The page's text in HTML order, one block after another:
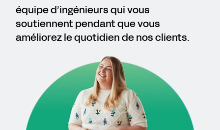
équipe d’ingénieurs qui vous
soutiennent pendant que vous
améliorez le quotidien de nos clients.